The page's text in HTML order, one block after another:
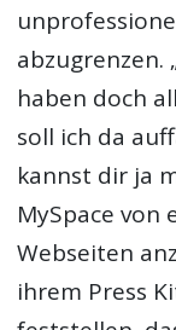
abzugrenzen.
haben doch
soll ich da
kannst dir ja
MySpace von
Webseiten
ihrem Press